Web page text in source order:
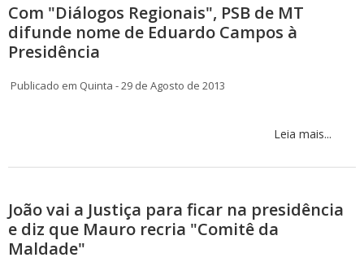
Com "Diálogos Regionais", PSB de MT
difunde nome de Eduardo Campos à
Presidência
Publicado em Quinta - 29 de Agosto de 2013
Leia mais...
João vai a Justiça para ficar na presidência
e diz que Mauro recria "Comitê da
Maldade"